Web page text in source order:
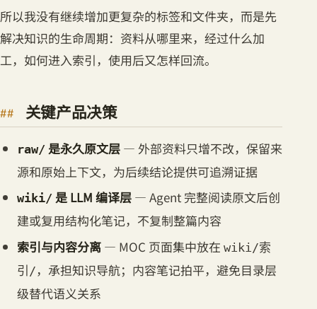
所以我没有继续增加更复杂的标签和文件夹，而是先
解决知识的生命周期：资料从哪里来，经过什么加
工，如何进入索引，使用后又怎样回流。
关键产品决策
raw/ 是永久原文层 — 外部资料只增不改，保留来
源和原始上下文，为后续结论提供可追溯证据
wiki/ 是 LLM 编译层 — Agent 完整阅读原文后创
建或复用结构化笔记，不复制整篇内容
索引与内容分离 — MOC 页面集中放在 wiki/索
引/ ，承担知识导航；内容笔记拍平，避免目录层
级替代语义关系